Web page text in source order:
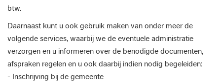
btw.
Daarnaast kunt u ook gebruik maken van onder meer de
volgende services, waarbij we de eventuele administratie
verzorgen en u informeren over de benodigde documenten,
afspraken regelen en u ook daarbij indien nodig begeleiden:
- Inschrijving bij de gemeente